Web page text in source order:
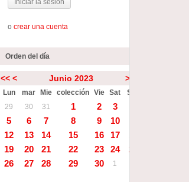
ocrear una cuenta
Orden del día
<< < Junio 2023 >
Lun mar Mie colección Vie Sat
Sun
29
30 31 1 2 3
5
6 7 8 9 10
12
13 14 15 16 17
19
20 21 22 23 24
25
26
27 28 29 30 1